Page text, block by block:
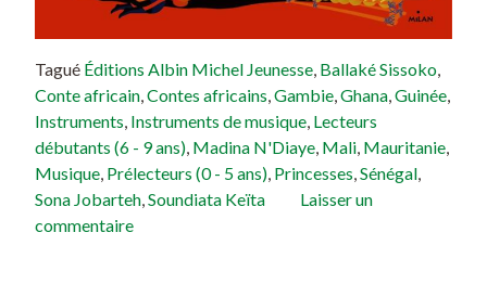
Tagué Éditions Albin Michel Jeunesse, Ballaké Sissoko,
Conte africain,Contes africains,Gambie,Ghana,Guinée,
Instruments, Instruments de musique, Lecteurs
débutants (6 - 9 ans), Madina N'Diaye, Mali, Mauritanie,
Musique, Prélecteurs (0 - 5 ans), Princesses,Sénégal,
Sona Jobarteh,Soundiata Keïta
Laisser un
commentaire